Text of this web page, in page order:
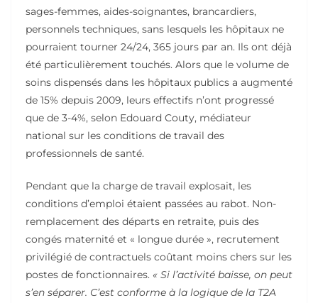
sages-femmes, aides-soignantes, brancardiers,
personnels techniques, sans lesquels les hôpitaux ne
pourraient tourner 24/24, 365 jours par an. Ils ont déjà
été particulièrement touchés. Alors que le volume de
soins dispensés dans les hôpitaux publics a augmenté
de 15% depuis 2009, leurs effectifs n’ont progressé
que de 3-4%, selon Edouard Couty, médiateur
national sur les conditions de travail des
professionnels de santé.
Pendant que la charge de travail explosait, les
conditions d’emploi étaient passées au rabot. Non-
remplacement des départs en retraite, puis des
congés maternité et « longue durée », recrutement
privilégié de contractuels coûtant moins chers sur les
postes de fonctionnaires. « Si l’activité baisse, on peut
s’en séparer. C’est conforme à la logique de la T2A